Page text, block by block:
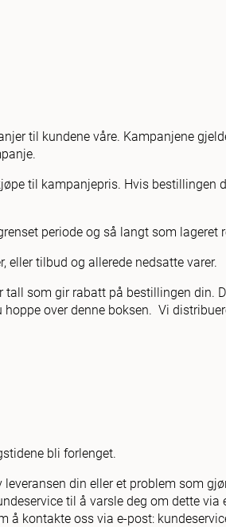
til kundene våre. Kampanjene
til kampanjepris. Hvis
periode og så langt som lageret
eller tilbud og allerede nedsatte varer.
som gir rabatt på bestillingen din.
over denne boksen. Vi
bli forlenget.
din eller et problem som
til å varsle deg om dette
å kontakte oss via e-post: